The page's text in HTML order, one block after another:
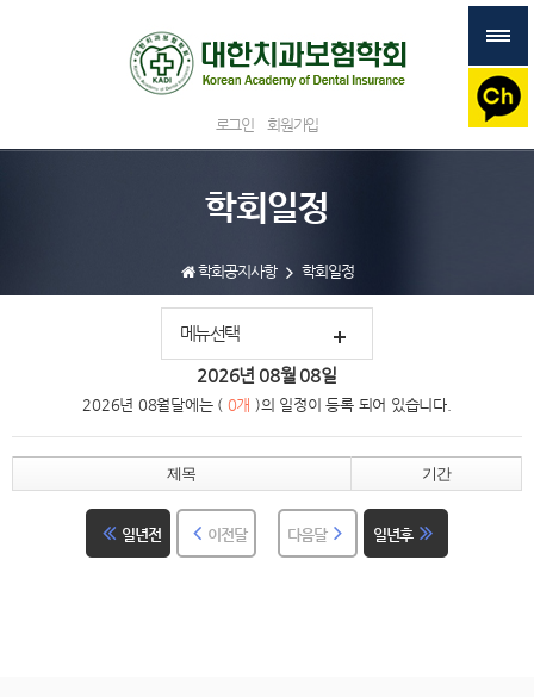
로그인 회원가입
학회일정
학회공지사항 학회일정
메뉴선택
2026년 08월 08일
2026년 08월달에는 ( 0개 )의 일정이 등록 되어 있습니다.
제목 기간
일년전 이전달 다음달 일년후